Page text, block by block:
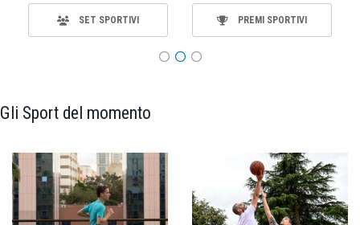
SET SPORTIVI PREMI SPORTIVI
Gli Sport del momento